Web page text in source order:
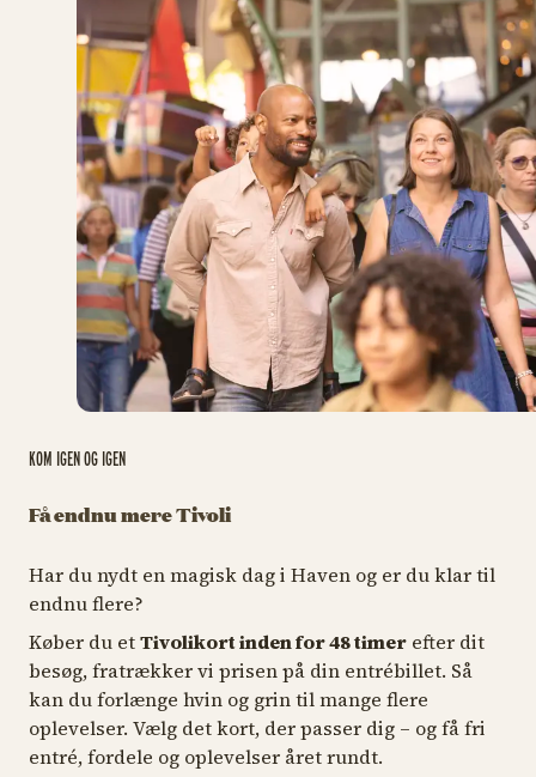
Få endnu mere Tivoli
KOM IGEN OG IGEN
Har du nydt en magisk dag i Haven og er du klar til
endnu flere?​
Køber du etTivolikort inden for 48 timer efter dit
besøg, fratrækker vi prisen på din entrébillet. Så
kan du forlænge hvin og grin til mange flere
oplevelser.​ Vælg det kort, der passer dig – og få fri
entré, fordele og oplevelser året rundt.